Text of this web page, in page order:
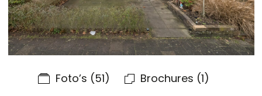
Foto’s (51) Brochures (1)